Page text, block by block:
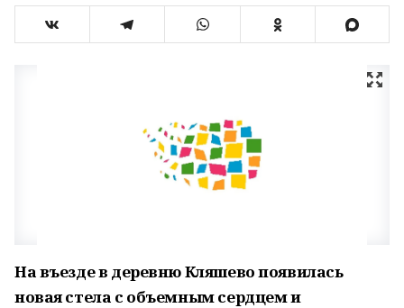
На въезде в деревню Кляшево появилась
новая стела с объемным сердцем и